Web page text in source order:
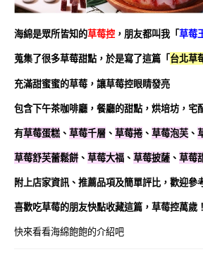
海綿是眾所皆知的草莓控 ，朋友都叫我「草莓
蒐集了很多草莓甜點，於是寫了這篇「 台北草
充滿甜蜜蜜的草莓，讓草莓控眼睛發亮
包含下午茶咖啡廳，餐廳的甜點，烘培坊，宅
有草莓蛋糕 、 草莓千層 、 草莓捲、 草莓泡芙 、
草莓舒芙蕾鬆餅、 草莓大福 、 草莓披薩 、 草莓
附上店家資訊、推薦品項及簡單評比，歡迎參
喜歡吃草莓的朋友快點收藏這篇，草莓控萬歲
快來看看海綿飽飽的介紹吧